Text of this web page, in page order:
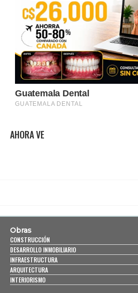
AHORA VE
Obras
CONSTRUCCIÓN
DESARROLLO INMOBILIARIO
INFRAESTRUCTURA
ARQUITECTURA
INTERIORISMO